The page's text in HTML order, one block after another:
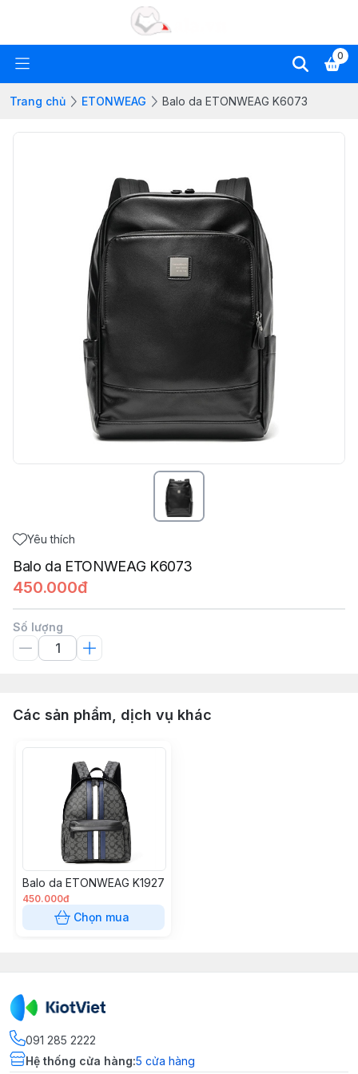
0
Trang chủ ETONWEAG Balo da ETONWEAG K6073
Yêu thích
Balo da ETONWEAG K6073
450.000đ
Số lượng
Các sản phẩm, dịch vụ khác
Balo da ETONWEAG K1927
450.000đ
Chọn mua
091 285 2222
Hệ thống cửa hàng:5 cửa hàng